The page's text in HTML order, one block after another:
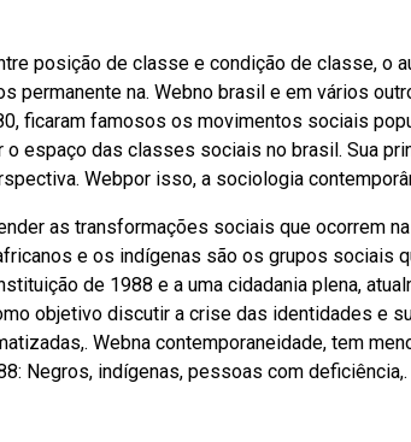
posição de classe e condição de classe, o
permanente na. Webno brasil e em vários
ficaram famosos os movimentos sociais
o espaço das classes sociais no brasil. Sua
Webpor isso, a sociologia
as transformações sociais que ocorrem
e os indígenas são os grupos sociais
de 1988 e a uma cidadania plena,
objetivo discutir a crise das identidades e
Webna contemporaneidade, tem
Negros, indígenas, pessoas com deficiência,.